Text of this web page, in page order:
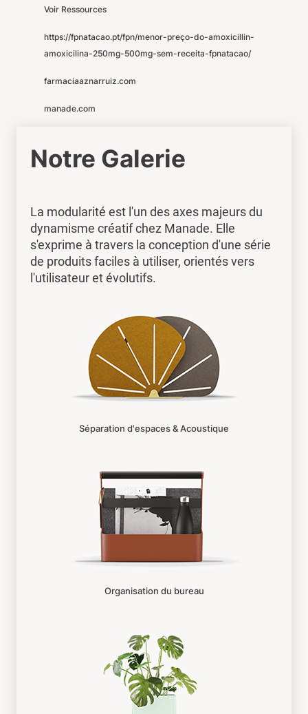
Voir Ressources
https://fpnatacao.pt/fpn/menor-preço-do-amoxicillin-
amoxicilina-250mg-500mg-sem-receita-fpnatacao/
farmaciaaznarruiz.com
manade.com
Notre Galerie
La modularité est l'un des axes majeurs du
dynamisme créatif chez Manade. Elle
s'exprime à travers la conception d'une série
de produits faciles à utiliser, orientés vers
l'utilisateur et évolutifs.
Séparation d'espaces & Acoustique
Organisation du bureau